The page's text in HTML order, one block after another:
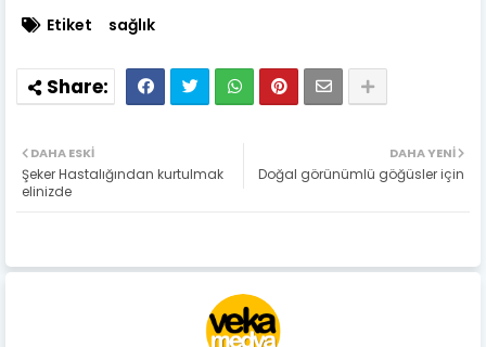
Etiket sağlık
DAHA YENI
Doğal görünümlü göğüsler için
DAHA ESKI
Şeker Hastalığından kurtulmak
elinizde